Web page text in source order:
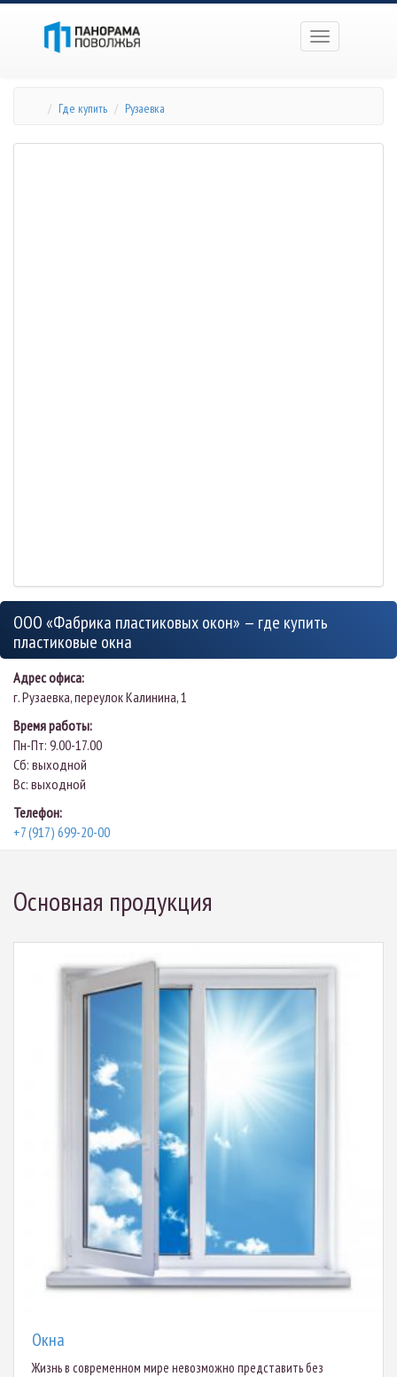
Toggle
Где купить Рузаевка
ООО «Фабрика пластиковых окон» — где купить
пластиковые окна
Адрес офиса:
г.Рузаевка,переулок Калинина, 1
Время работы:
Пн-Пт: 9.00-17.00
Сб: выходной
Вс: выходной
Телефон:
+7 (917) 699-20-00
Основная продукция
Окна
Жизнь в современном мире невозможно представить без